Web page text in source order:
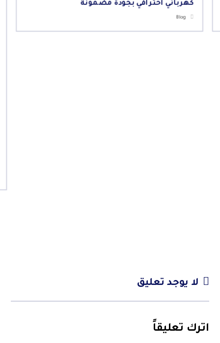
كهربائي احترافي بجودة مضمونة
Blog
لا يوجد تعليق
اترك تعليقاً